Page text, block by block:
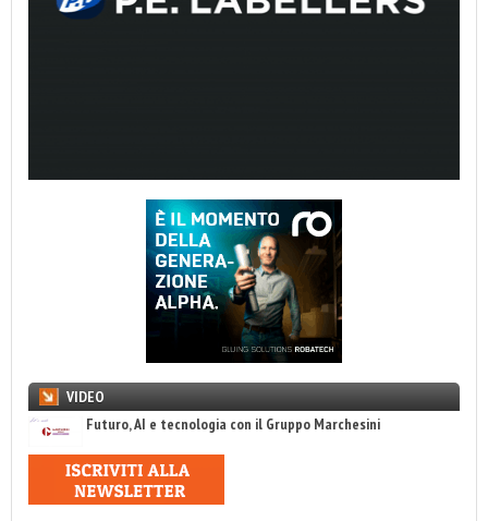
VIDEO
Futuro, AI e tecnologia con il Gruppo Marchesini